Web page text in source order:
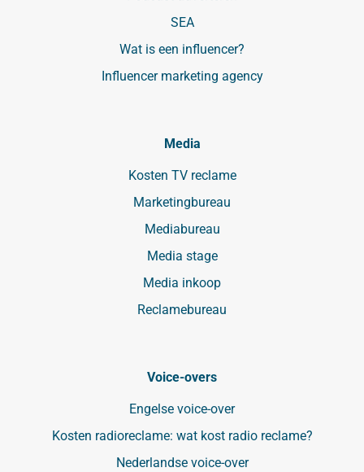
SEA
Wat is een influencer?
Influencer marketing agency
Media
Kosten TV reclame
Marketingbureau
Mediabureau
Media stage
Media inkoop
Reclamebureau
Voice-overs
Engelse voice-over
Kosten radioreclame: wat kost radio reclame?
Nederlandse voice-over